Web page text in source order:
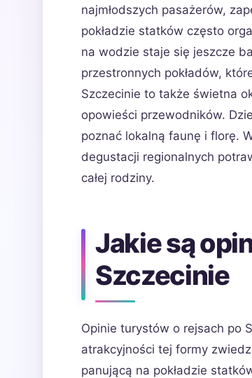
najmłodszych pasażerów,
pokładzie statków często
na wodzie staje się jeszcze
przestronnych pokładów,
Szczecinie to także świetna
opowieści przewodników.
poznać lokalną faunę i florę.
degustacji regionalnych
całej rodziny.
Jakie są
Szczecinie
Opinie turystów o rejsach po
atrakcyjności tej formy
panującą na pokładzie